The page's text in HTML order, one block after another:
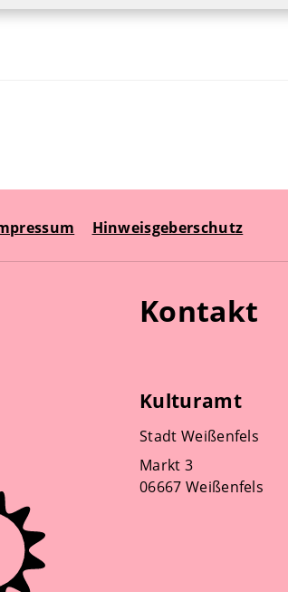
Hinweisgeberschutz
Kontakt
Kulturamt
Stadt Weißenfels
Markt 3
06667 Weißenfels